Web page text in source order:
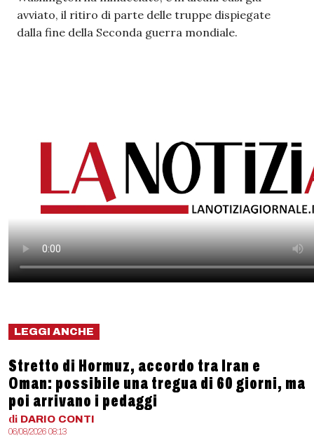
avviato, il ritiro di parte delle truppe dispiegate
dalla fine della Seconda guerra mondiale.
LEGGI ANCHE
Stretto di Hormuz, accordo tra Iran e
Oman: possibile una tregua di 60 giorni, ma
poi arrivano i pedaggi
di DARIO CONTI
06/08/2026 08:13